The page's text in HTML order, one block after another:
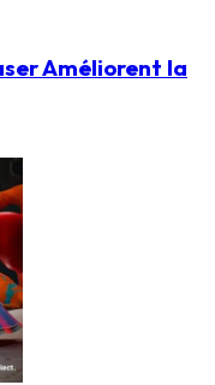
Améliorent la